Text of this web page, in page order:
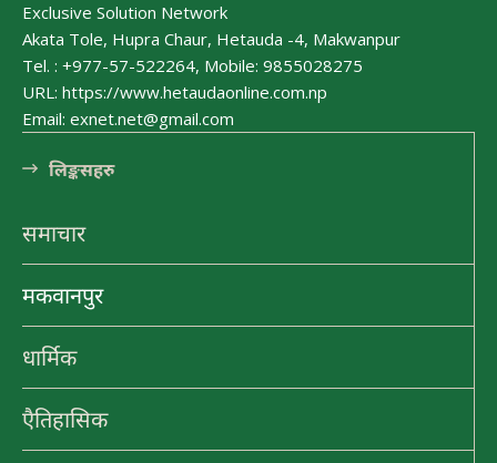
हेटौंडा अनलाईन
हेटौंडा अनलाईन
पर्यटन
चुरीयामाइमा ऐतिहासिक, धार्मिक र पर्यटकिय
Exclusive Solution Network
Akata Tole, Hupra Chaur, Hetauda -4, Makwanpur
Tel. : +977-57-522264, Mobile: 9855028275
URL: https://www.hetaudaonline.com.np
Email: exnet.net@gmail.com
लि󠅵ङ्कसहरु
समाचार
मकवानपुर
धार्मिक
एैतिहासिक